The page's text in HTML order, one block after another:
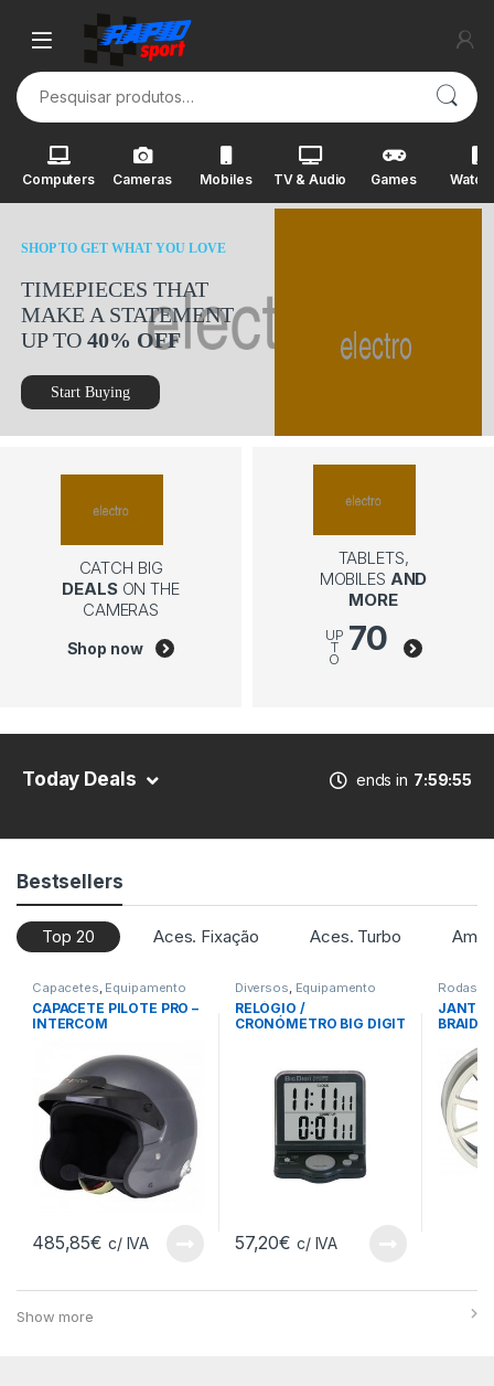
Skip to navigation
Skip to content
Pesquisar por:
Computers Cameras Mobiles TV & Audio Games
TIMEPIECES THAT
MAKE A STATEMENT
UP TO 40% OFF
SHOP TO GET WHAT YOU LOVE
Start Buying
CATCH BIG
DEALSON THE
CAMERAS
Shop now
TABLETS,
MOBILES AND
MORE
UP
T
O
70
Today Deals ends in 7 59 55
Bestsellers
Top 20 Aces. Fixação Aces. Turbo
Capacetes, Equipamento
Piloto
CAPACETE PILOTE PRO –
INTERCOM
485,85€ c/ IVA
Diversos, Equipamento
Piloto
RELÓGIO /
CRONÓMETRO BIG DIGIT
57,20€ c/ IVA
Rodas
BRAID
Show more